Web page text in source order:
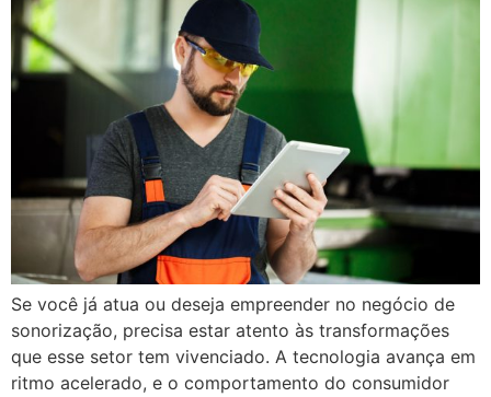
Se você já atua ou deseja empreender no negócio de
sonorização, precisa estar atento às transformações
que esse setor tem vivenciado. A tecnologia avança em
ritmo acelerado, e o comportamento do consumidor